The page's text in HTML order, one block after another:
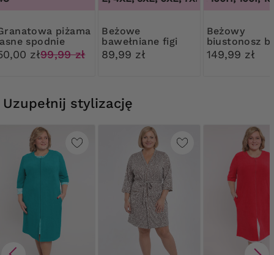
spodnie
zł99,99 zł
Beżowe
bawełniane figi
modelujące z
koronką
89,99 zł
Beżowy
biustonosz
fiszbin
149,99 zł
Uzupełnij stylizację